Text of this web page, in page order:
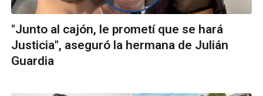
"Junto al cajón, le prometí que se hará
Justicia", aseguró la hermana de Julián
Guardia